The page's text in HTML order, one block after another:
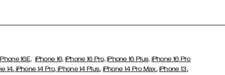
16E, iPhone 16, iPhone 16 Pro, iPhone 16 Plus, iPhone 16 Pro
14, iPhone 14 Pro, iPhone 14 Plus, iPhone 14 Pro Max, iPhone 13,